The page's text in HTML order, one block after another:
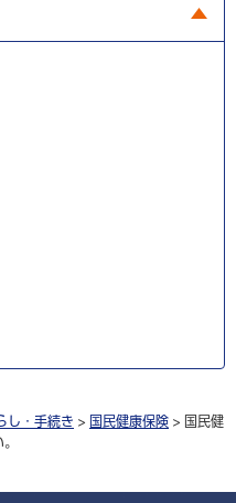
し・手続き > 国民健康保険 > 国民健